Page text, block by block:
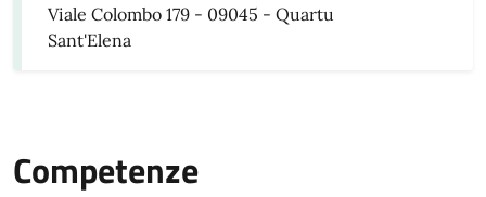
Viale Colombo 179 - 09045 - Quartu
Sant'Elena
Competenze